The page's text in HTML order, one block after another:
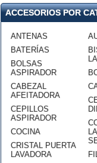
ACCESORIOS POR
ANTENAS
BATERÍAS
BOLSAS
ASPIRADOR
CABEZAL
AFEITADORA
CEPILLOS
ASPIRADOR
COCINA
CRISTAL PUERTA
LAVADORA